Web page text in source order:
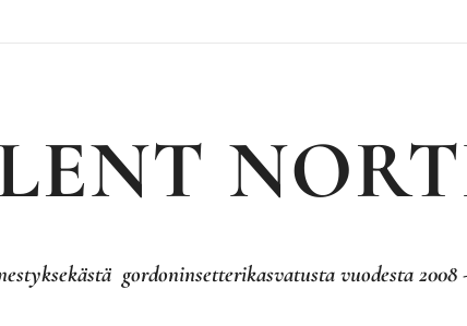
gordoninsetterikasvatusta vuodesta